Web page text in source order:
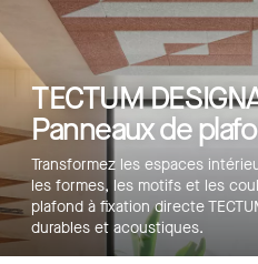
TECTUM
Panneaux de
Transformez les espaces
les formes, les motifs et les
plafond à fixation directe
durables et acoustiques.